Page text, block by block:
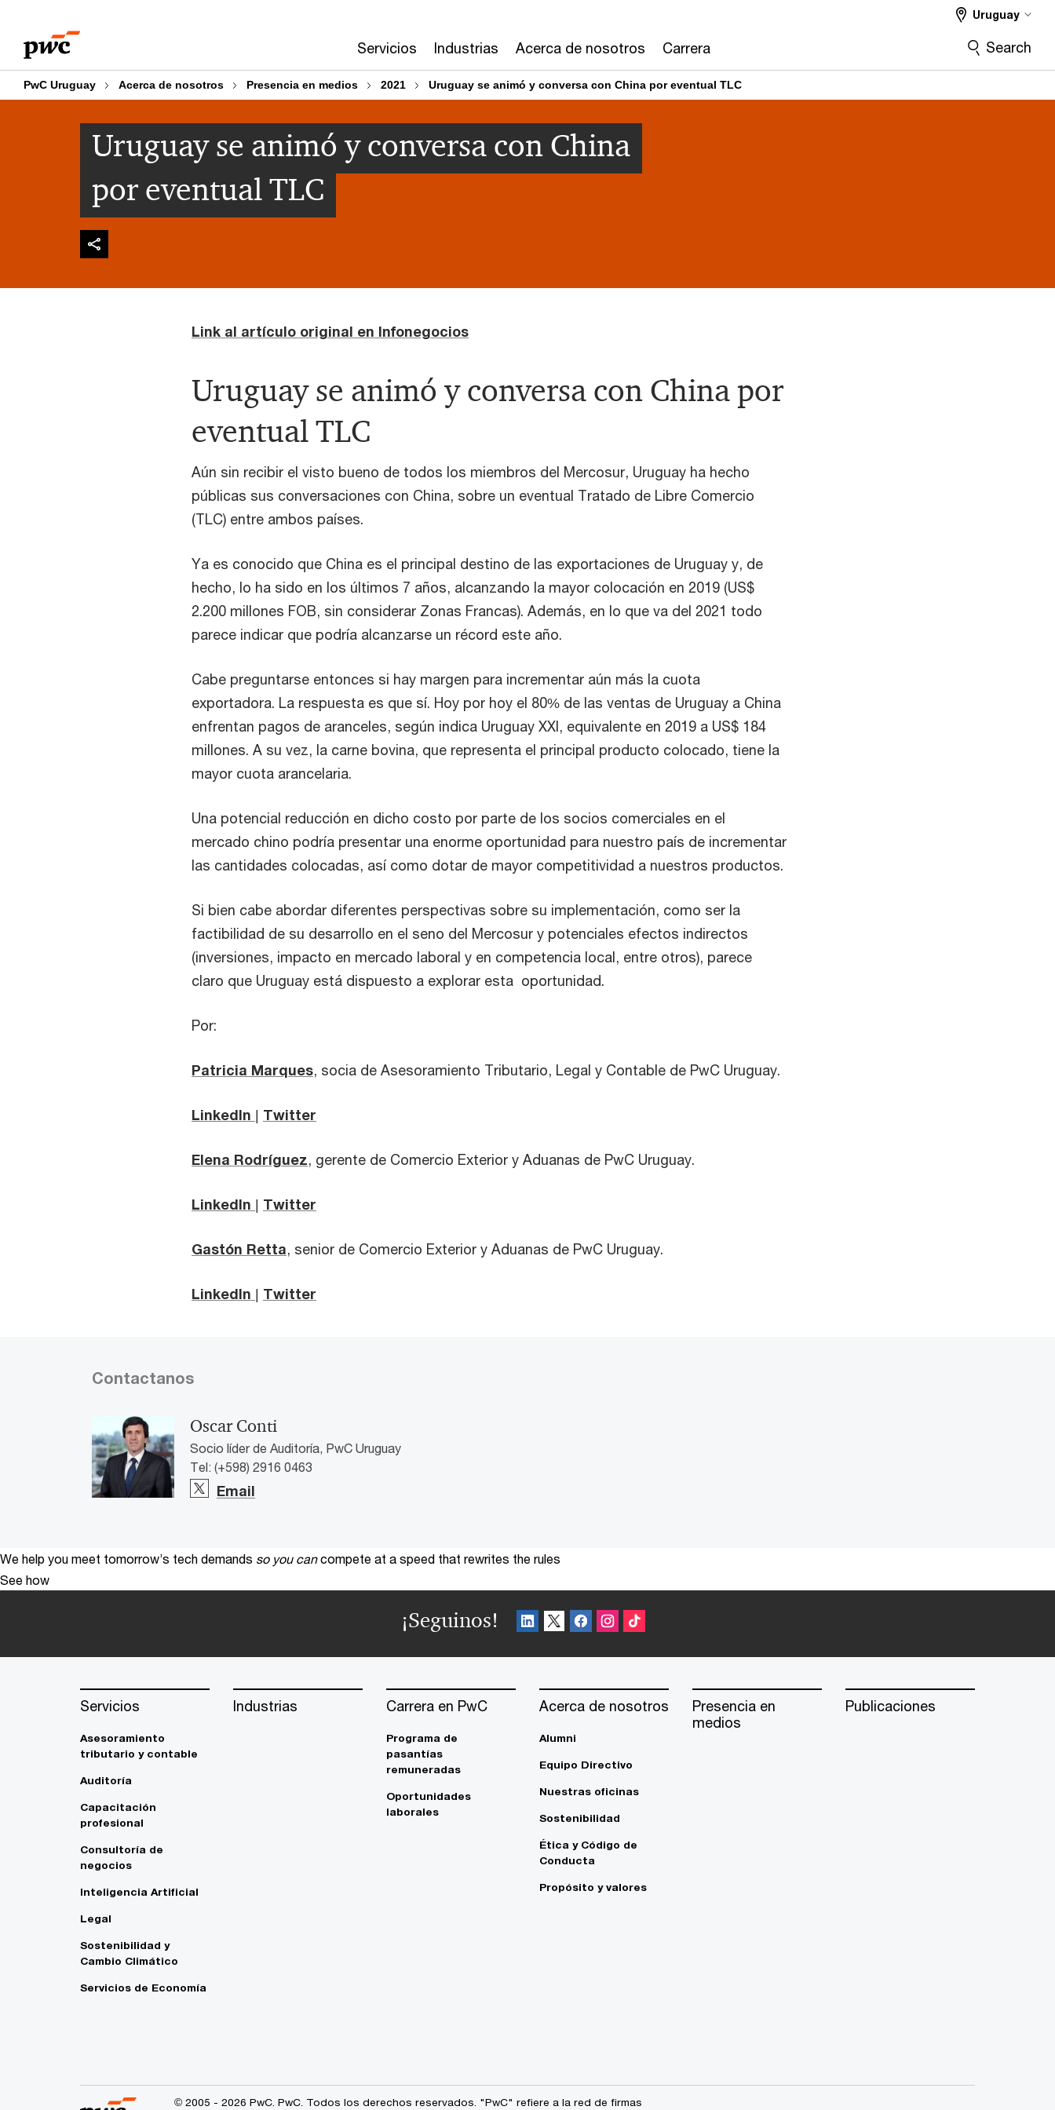
content
footer
Servicios Industrias Acerca de nosotros Carrera
Uruguay
Search
PwC Uruguay Acerca de nosotros Presencia en medios 2021 Uruguay se animó y conversa con China por eventual TLC
Uruguay se animó y conversa con China
por eventual TLC
Link al artículo original en Infonegocios
Uruguay se animó y conversa con China por
eventual TLC
Aún sin recibir el visto bueno de todos los miembros del Mercosur, Uruguay ha hecho
públicas sus conversaciones con China, sobre un eventual Tratado de Libre Comercio
(TLC) entre ambos países.
Ya es conocido que China es el principal destino de las exportaciones de Uruguay y, de
hecho, lo ha sido en los últimos 7 años, alcanzando la mayor colocación en 2019 (US$
2.200 millones FOB, sin considerar Zonas Francas). Además, en lo que va del 2021 todo
parece indicar que podría alcanzarse un récord este año.
Cabe preguntarse entonces si hay margen para incrementar aún más la cuota
exportadora. La respuesta es que sí. Hoy por hoy el 80% de las ventas de Uruguay a China
enfrentan pagos de aranceles, según indica Uruguay XXI, equivalente en 2019 a US$ 184
millones. A su vez, la carne bovina, que representa el principal producto colocado, tiene la
mayor cuota arancelaria.
Una potencial reducción en dicho costo por parte de los socios comerciales en el
mercado chino podría presentar una enorme oportunidad para nuestro país de incrementar
las cantidades colocadas, así como dotar de mayor competitividad a nuestros productos.
Si bien cabe abordar diferentes perspectivas sobre su implementación, como ser la
factibilidad de su desarrollo en el seno del Mercosur y potenciales efectos indirectos
(inversiones, impacto en mercado laboral y en competencia local, entre otros), parece
claro que Uruguay está dispuesto a explorar esta oportunidad.
Por:
Patricia Marques, socia de Asesoramiento Tributario, Legal y Contable de PwC Uruguay.
LinkedIn | Twitter
Elena Rodríguez, gerente de Comercio Exterior y Aduanas de PwC Uruguay.
LinkedIn | Twitter
Gastón Retta, senior de Comercio Exterior y Aduanas de PwC Uruguay.
LinkedIn | Twitter
Contactanos
Oscar Conti
Socio líder de Auditoría, PwC Uruguay
Tel: (+598) 2916 0463
Email
We help you meet tomorrow’s tech demands so you can compete at a speed that rewrites the rules
See how
¡Seguinos!
Servicios
Asesoramiento
tributario y contable
Auditoría
Capacitación
profesional
Consultoría de
negocios
Inteligencia Artificial
Legal
Sostenibilidad y
Cambio Climático
Servicios de Economía
Industrias Carrera en PwC
Programa de
pasantías
remuneradas
Oportunidades
laborales
Acerca de nosotros
Alumni
Equipo Directivo
Nuestras oficinas
Sostenibilidad
Ética y Código de
Conducta
Propósito y valores
Presencia en
medios
Publicaciones
© 2005 - 2026 PwC. PwC. Todos los derechos reservados. "PwC" refiere a la red de firmas